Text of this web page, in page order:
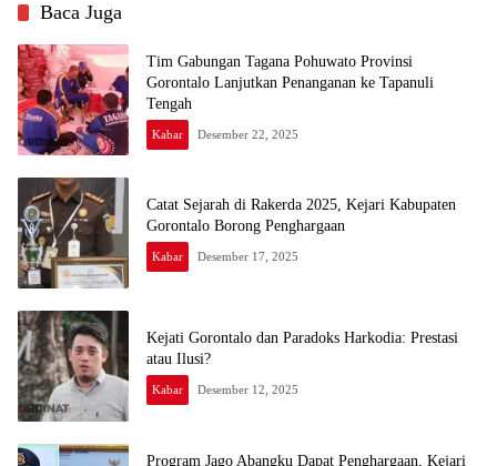
Baca Juga
Tim Gabungan Tagana Pohuwato Provinsi
Gorontalo Lanjutkan Penanganan ke Tapanuli
Tengah
Kabar Desember 22, 2025
Catat Sejarah di Rakerda 2025, Kejari Kabupaten
Gorontalo Borong Penghargaan
Kabar Desember 17, 2025
Kejati Gorontalo dan Paradoks Harkodia: Prestasi
atau Ilusi?
Kabar Desember 12, 2025
Program Jago Abangku Dapat Penghargaan, Kejari